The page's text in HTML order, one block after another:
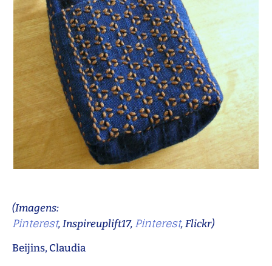
(Imagens:
Pinterest, Inspireuplift17, Pinterest, Flickr)
Beijins, Claudia